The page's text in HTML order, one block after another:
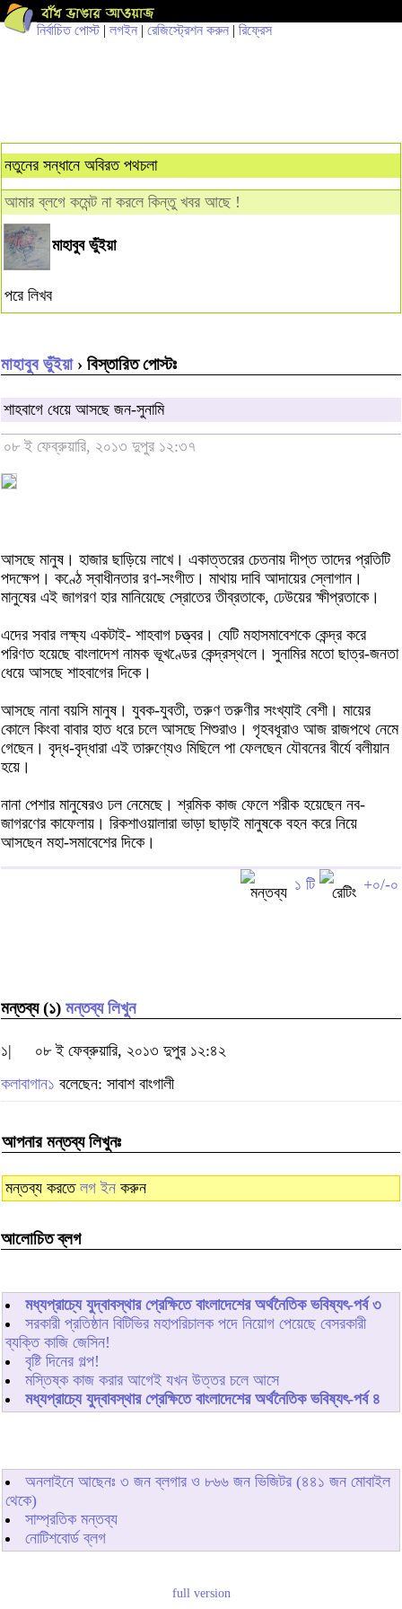
নির্বাচিত পোস্ট| লগইন | রেজিস্ট্রেশন করুন | রিফ্রেস
নতুনের সন্ধানে অবিরত পথচলা
আমার ব্লগে কমেন্ট না করলে কিন্তু খবর আছে !
মাহাবুব ভুঁইয়া
পরে লিখব
মাহাবুব ভুঁইয়া› বিস্তারিত পোস্টঃ
শাহবাগে ধেয়ে আসছে জন-সুনামি
০৮ ই ফেব্রুয়ারি, ২০১৩ দুপুর ১২:৩৭
আসছে মানুষ। হাজার ছাড়িয়ে লাখে। একাত্তরের চেতনায় দীপ্ত তাদের প্রতিটি
পদক্ষেপ। কণ্ঠে স্বাধীনতার রণ-সংগীত। মাথায় দাবি আদায়ের স্লোগান।
মানুষের এই জাগরণ হার মানিয়েছে স্রোতের তীব্রতাকে, ঢেউয়ের ক্ষীপ্রতাকে।
এদের সবার লক্ষ্য একটাই- শাহবাগ চত্ত্বর। যেটি মহাসমাবেশকে কেন্দ্র করে
পরিণত হয়েছে বাংলাদেশ নামক ভূখণ্ডের কেন্দ্রস্থলে। সুনামির মতো ছাত্র-জনতা
ধেয়ে আসছে শাহবাগের দিকে।
আসছে নানা বয়সি মানুষ। যুবক-যুবতী, তরুণ তরুণীর সংখ্যাই বেশী। মায়ের
কোলে কিংবা বাবার হাত ধরে চলে আসছে শিশুরাও। গৃহবধূরাও আজ রাজপথে নেমে
গেছেন। বৃদ্ধ-বৃদ্ধারা এই তারুণ্যেও মিছিলে পা ফেলছেন যৌবনের বীর্যে বলীয়ান
হয়ে।
নানা পেশার মানুষেরও ঢল নেমেছে। শ্রমিক কাজ ফেলে শরীক হয়েছেন নব-
জাগরণের কাফেলায়। রিকশাওয়ালারা ভাড়া ছাড়াই মানুষকে বহন করে নিয়ে
আসছেন মহা-সমাবেশের দিকে।
১ টি +০/-০
মন্তব্য (১) মন্তব্য লিখুন
১|
০৮ ই ফেব্রুয়ারি, ২০১৩ দুপুর ১২:৪২
কলাবাগান১ বলেছেন: সাবাশ বাংগালী
আপনার মন্তব্য লিখুনঃ
মন্তব্য করতে লগ ইন করুন
আলোচিত ব্লগ
মধ্যপ্রাচ্যে যুদ্বাবস্থার প্রেক্ষিতে বাংলাদেশের অর্থনৈতিক ভবিষ্যৎ-পর্ব ৩
সরকারী প্রতিষ্ঠান বিটিভির মহাপরিচালক পদে নিয়োগ পেয়েছে বেসরকারী
ব্যক্তি কাজি জেসিন!
বৃষ্টি দিনের গল্প!
মস্তিষ্ক কাজ করার আগেই যখন উত্তর চলে আসে
মধ্যপ্রাচ্যে যুদ্বাবস্থার প্রেক্ষিতে বাংলাদেশের অর্থনৈতিক ভবিষ্যৎ-পর্ব ৪
অনলাইনে আছেনঃ ৩ জন ব্লগার ও ৮৬৬ জন ভিজিটর (৪৪১ জন মোবাইল
থেকে)
সাম্প্রতিক মন্তব্য
নোটিশবোর্ড ব্লগ
full version